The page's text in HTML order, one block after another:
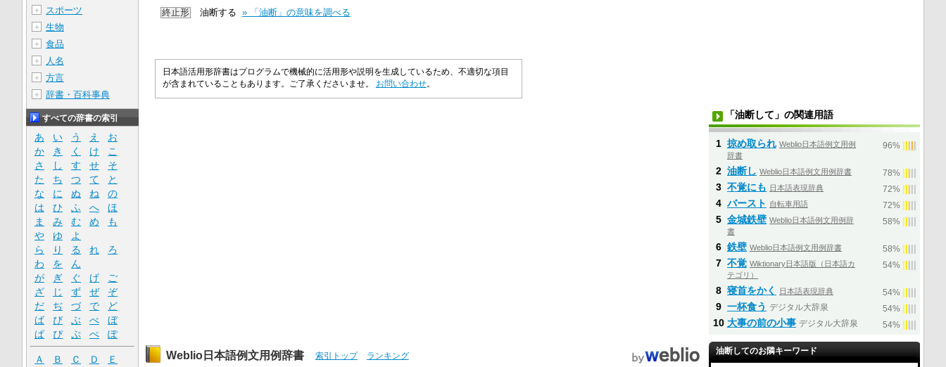
終止形 油断する » 「油断」の意味を調べる
日本語活用形辞書はプログラムで機械的に活用形や説明を生成しているため、不適切な項目
が含まれていることもあります。ご了承くださいませ。 お問い合わせ。
Weblio日本語例文用例辞書 索引トップ ランキング
＋ スポーツ
＋ 生物
＋ 食品
＋ 人名
＋ 方言
＋ 辞書・百科事典
すべての辞書の索引
あ い う え
お
か
き く け
こ
さ
し す せ
そ
た
ち つ て
と
な
に ぬ ね
の
は
ひ ふ へ
ほ
ま
み む め
も
や
ゆ
よ
ら
り る れ
ろ
わ
を
ん
が
ぎ ぐ げ
ご
ざ
じ ず ぜ
ぞ
だ
ぢ づ で
ど
ば
び ぶ べ
ぼ
ぱ
ぴ ぷ ぺ ぽ
Ａ Ｂ Ｃ Ｄ
Ｅ
「油断して」の関連用語
1 掠め取られ Weblio日本語例文用例
辞書
96%
2 油断し Weblio日本語例文用例辞書 78%
3 不覚にも 日本語表現辞典 72%
4 バースト 自転車用語 72%
5 金城鉄壁 Weblio日本語例文用例辞
書
58%
6 鉄壁 Weblio日本語例文用例辞書 58%
7 不覚 Wiktionary日本語版（日本語カ
テゴリ）
54%
8 寝首をかく 日本語表現辞典 54%
9 一杯食う デジタル大辞泉 54%
10 大事の前の小事 デジタル大辞泉 54%
油断してのお隣キーワード